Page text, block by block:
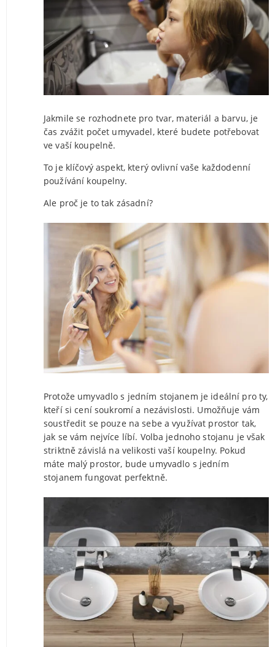
Jakmile se rozhodnete pro tvar, materiál a barvu, je
čas zvážit počet umyvadel, které budete potřebovat
ve vaší koupelně.
To je klíčový aspekt, který ovlivní vaše každodenní
používání koupelny.
Ale proč je to tak zásadní?
Protože umyvadlo s jedním stojanem je ideální pro ty,
kteří si cení soukromí a nezávislosti. Umožňuje vám
soustředit se pouze na sebe a využívat prostor tak,
jak se vám nejvíce líbí. Volba jednoho stojanu je však
striktně závislá na velikosti vaší koupelny. Pokud
máte malý prostor, bude umyvadlo s jedním
stojanem fungovat perfektně.